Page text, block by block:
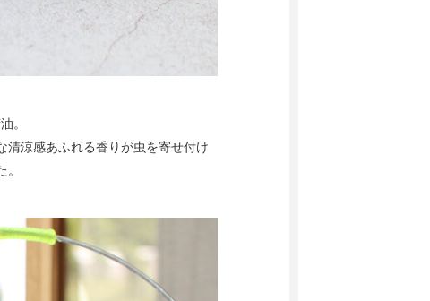
。
清涼感あふれる香りが虫を寄せ付け